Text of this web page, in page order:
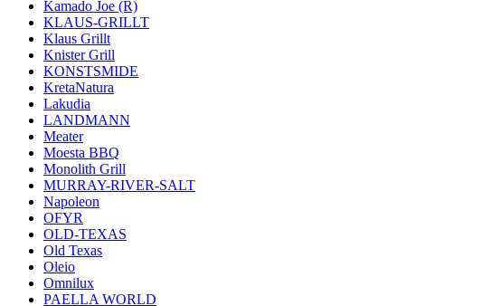
Kamado Joe (R)
KLAUS-GRILLT
Klaus Grillt
Knister Grill
KONSTSMIDE
KretaNatura
Lakudia
LANDMANN
Meater
Moesta BBQ
Monolith Grill
MURRAY-RIVER-SALT
Napoleon
OFYR
OLD-TEXAS
Old Texas
Oleio
Omnilux
PAELLA WORLD